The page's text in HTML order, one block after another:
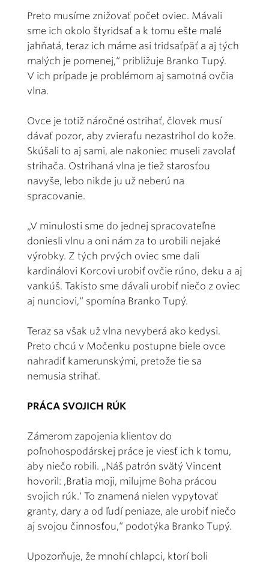
Preto musíme znižovať počet oviec. Mávali
sme ich okolo štyridsať a k tomu ešte malé
jahňatá, teraz ich máme asi tridsaťpäť a aj tých
malých je pomenej,“ približuje Branko Tupý.
V ich prípade je problémom aj samotná ovčia
vlna.
Ovce je totiž náročné ostrihať, človek musí
dávať pozor, aby zvieraťu nezastrihol do kože.
Skúšali to aj sami, ale nakoniec museli zavolať
strihača. Ostrihaná vlna je tiež starosťou
navyše, lebo nikde ju už neberú na
spracovanie.
„V minulosti sme do jednej spracovateľne
doniesli vlnu a oni nám za to urobili nejaké
výrobky. Z tých prvých oviec sme dali
kardinálovi Korcovi urobiť ovčie rúno, deku a aj
vankúš. Takisto sme dávali urobiť niečo z oviec
aj nunciovi,“ spomína Branko Tupý.
Teraz sa však už vlna nevyberá ako kedysi.
Preto chcú v Močenku postupne biele ovce
nahradiť kamerunskými, pretože tie sa
nemusia strihať.
PRÁCA SVOJICH RÚK
Zámerom zapojenia klientov do
poľnohospodárskej práce je viesť ich k tomu,
aby niečo robili. „Náš patrón svätý Vincent
hovoril: ,Bratia moji, milujme Boha prácou
svojich rúk.‘ To znamená nielen vypytovať
granty, dary a od ľudí peniaze, ale urobiť niečo
aj svojou činnosťou,“ podotýka Branko Tupý.
Upozorňuje, že mnohí chlapci, ktorí boli